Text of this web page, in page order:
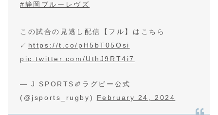
#静岡ブルーレヴズ
この試合の見逃し配信【フル】はこちら
↙️ https://t.co/pH5bT05Osi
pic.twitter.com/UthJ9RT4i7
— J SPORTS🏉ラグビー公式
(@jsports_rugby) February 24, 2024